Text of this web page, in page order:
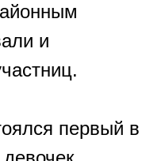
и
первый в